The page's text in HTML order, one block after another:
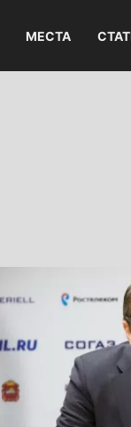
МЕСТА